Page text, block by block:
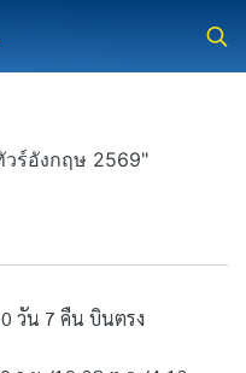
ร์อังกฤษ 2569"
วัน 7 คืน บินตรง